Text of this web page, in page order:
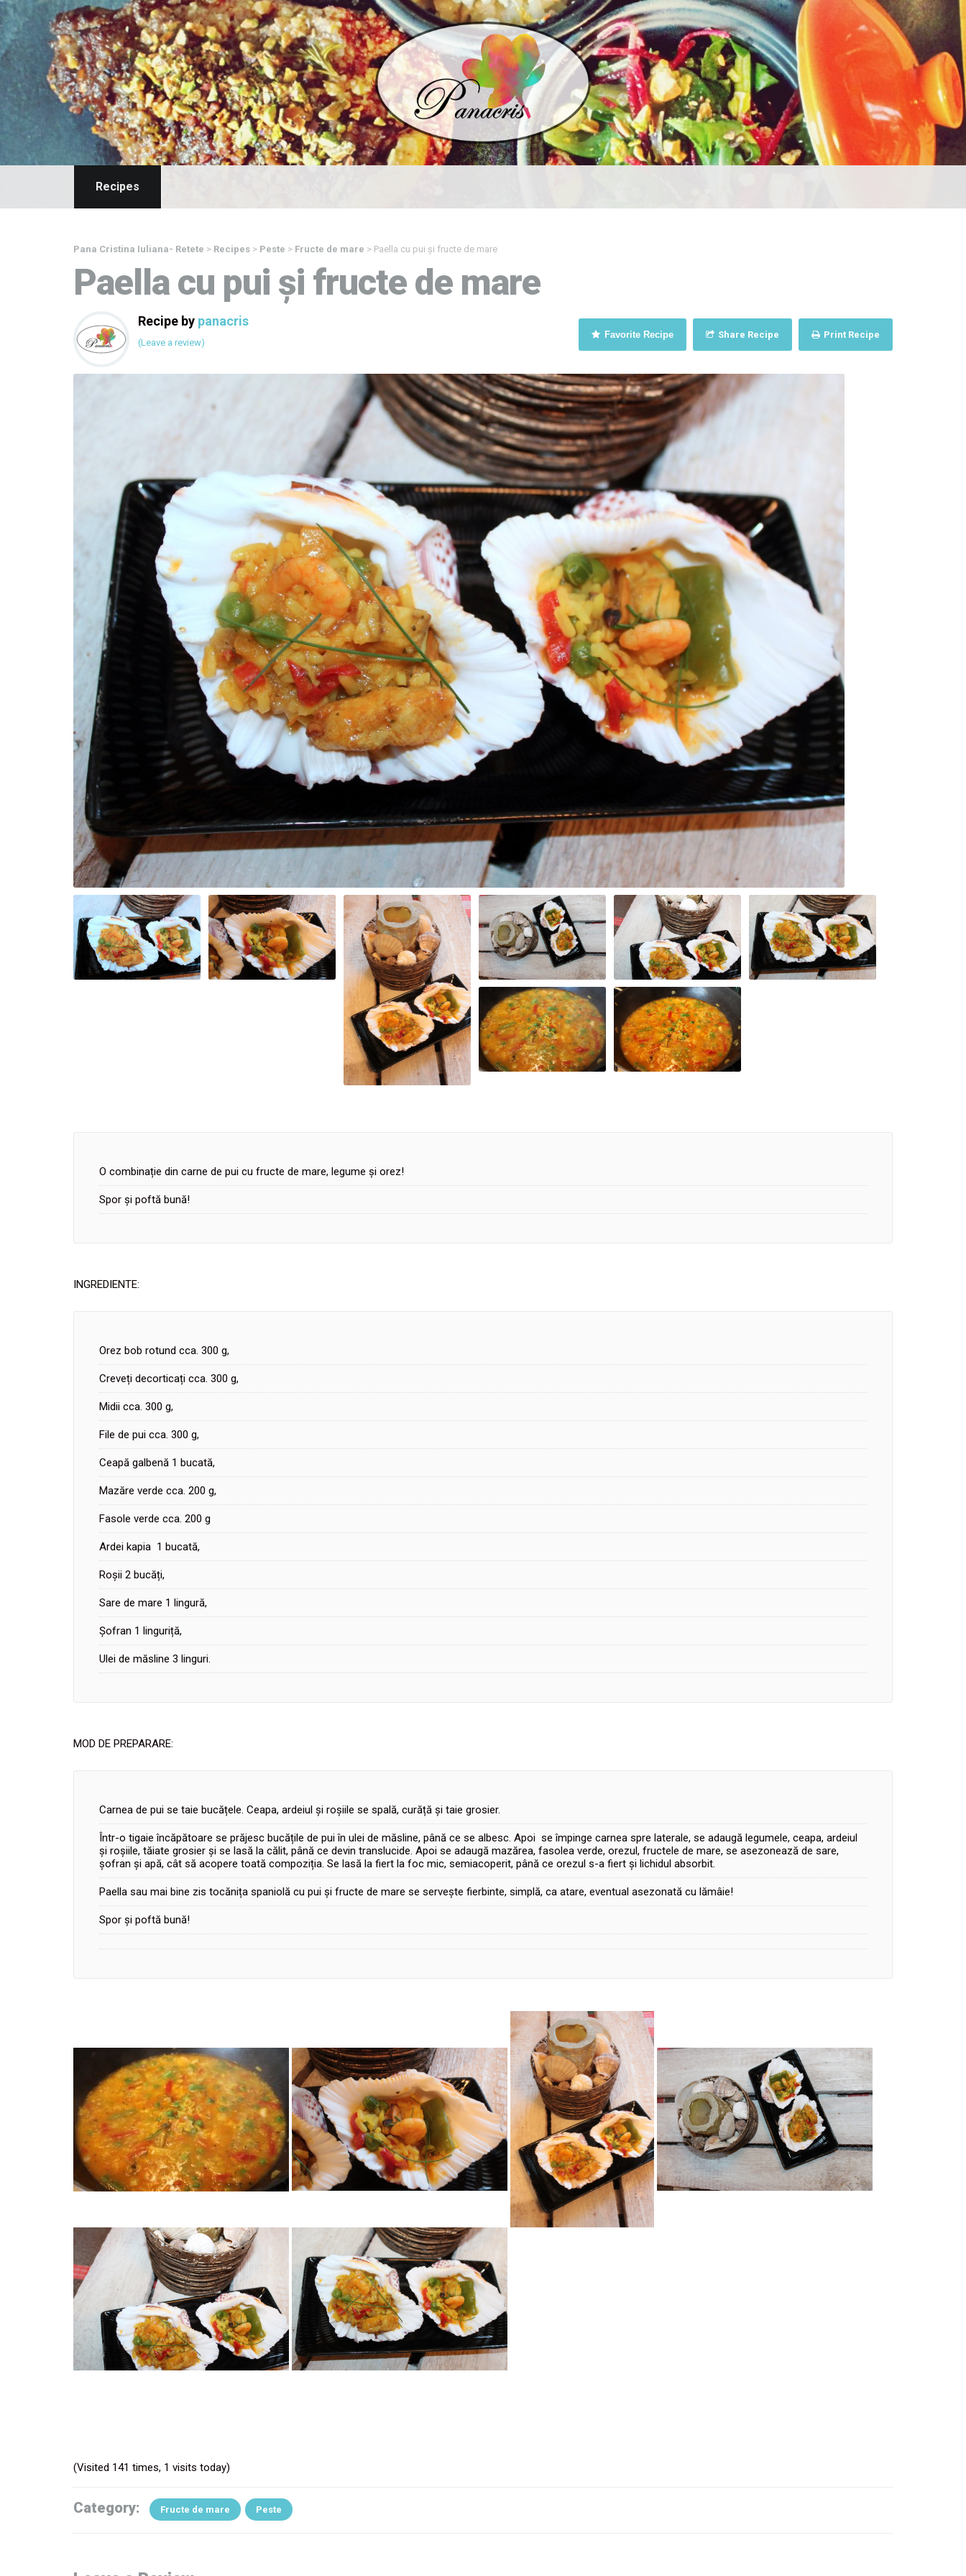
Recipes
Pana Cristina Iuliana- Retete > Recipes > Peste > Fructe de mare > Paella cu pui și fructe de mare
Paella cu pui și fructe de mare
Recipe by panacris
(Leave a review)
Favorite Recipe Share Recipe Print Recipe
O combinație din carne de pui cu fructe de mare, legume și orez!
Spor și poftă bună!
INGREDIENTE:
Orez bob rotund cca. 300 g,
Creveți decorticați cca. 300 g,
Midii cca. 300 g,
File de pui cca. 300 g,
Ceapă galbenă 1 bucată,
Mazăre verde cca. 200 g,
Fasole verde cca. 200 g
Ardei kapia 1 bucată,
Roșii 2 bucăți,
Sare de mare 1 lingură,
Șofran 1 linguriță,
Ulei de măsline 3 linguri.
MOD DE PREPARARE:
Carnea de pui se taie bucățele. Ceapa, ardeiul și roșiile se spală, curăță și taie grosier.
Într-o tigaie încăpătoare se prăjesc bucățile de pui în ulei de măsline, până ce se albesc. Apoi se împinge carnea spre laterale, se adaugă legumele, ceapa, ardeiul
și roșiile, tăiate grosier și se lasă la călit, până ce devin translucide. Apoi se adaugă mazărea, fasolea verde, orezul, fructele de mare, se asezonează de sare,
șofran și apă, cât să acopere toată compoziția. Se lasă la fiert la foc mic, semiacoperit, până ce orezul s-a fiert și lichidul absorbit.
Paella sau mai bine zis tocănița spaniolă cu pui și fructe de mare se servește fierbinte, simplă, ca atare, eventual asezonată cu lămâie!
Spor și poftă bună!
(Visited 141 times, 1 visits today)
Category: Fructe de mare Peste